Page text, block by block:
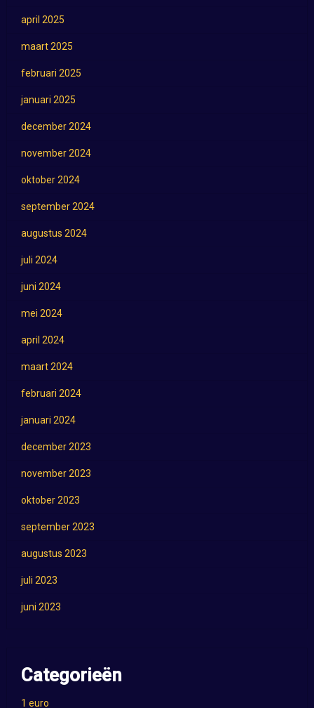
april 2025
maart 2025
februari 2025
januari 2025
december 2024
november 2024
oktober 2024
september 2024
augustus 2024
juli 2024
juni 2024
mei 2024
april 2024
maart 2024
februari 2024
januari 2024
december 2023
november 2023
oktober 2023
september 2023
augustus 2023
juli 2023
juni 2023
Categorieën
1 euro